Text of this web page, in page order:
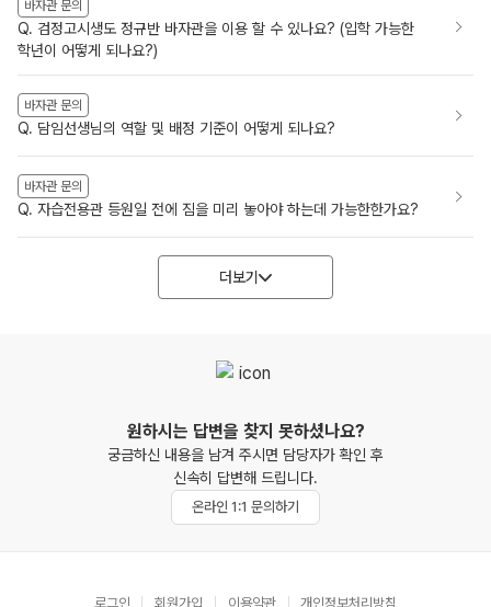
바자관 문의
Q. 검정고시생도 정규반 바자관을 이용 할 수 있나요? (입학 가능한
학년이 어떻게 되나요?)
바자관 문의
Q. 담임선생님의 역할 및 배정 기준이 어떻게 되나요?
바자관 문의
Q. 자습전용관 등원일 전에 짐을 미리 놓아야 하는데 가능한한가요?
더보기
원하시는 답변을 찾지 못하셨나요?
궁금하신 내용을 남겨 주시면 담당자가 확인 후
신속히 답변해 드립니다.
온라인 1:1 문의하기
로그인 회원가입 이용약관 개인정보처리방침